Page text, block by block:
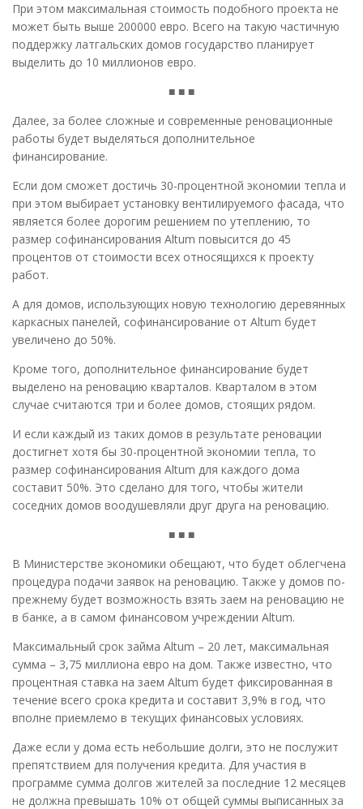
При этом максимальная стоимость подобного проекта не
может быть выше 200000 евро. Всего на такую частичную
поддержку латгальских домов государство планирует
выделить до 10 миллионов евро.
■ ■ ■
Далее, за более сложные и современные реновационные
работы будет выделяться дополнительное
финансирование.
Если дом сможет достичь 30-процентной экономии тепла и
при этом выбирает установку вентилируемого фасада, что
является более дорогим решением по утеплению, то
размер софинансирования Altum повысится до 45
процентов от стоимости всех относящихся к проекту
работ.
А для домов, использующих новую технологию деревянных
каркасных панелей, софинансирование от Altum будет
увеличено до 50%.
Кроме того, дополнительное финансирование будет
выделено на реновацию кварталов. Кварталом в этом
случае считаются три и более домов, стоящих рядом.
И если каждый из таких домов в результате реновации
достигнет хотя бы 30-процентной экономии тепла, то
размер софинансирования Altum для каждого дома
составит 50%. Это сделано для того, чтобы жители
соседних домов воодушевляли друг друга на реновацию.
■ ■ ■
В Министерстве экономики обещают, что будет облегчена
процедура подачи заявок на реновацию. Также у домов по-
прежнему будет возможность взять заем на реновацию не
в банке, а в самом финансовом учреждении Altum.
Максимальный срок займа Altum – 20 лет, максимальная
сумма – 3,75 миллиона евро на дом. Также известно, что
процентная ставка на заем Altum будет фиксированная в
течение всего срока кредита и составит 3,9% в год, что
вполне приемлемо в текущих финансовых условиях.
Даже если у дома есть небольшие долги, это не послужит
препятствием для получения кредита. Для участия в
программе сумма долгов жителей за последние 12 месяцев
не должна превышать 10% от общей суммы выписанных за